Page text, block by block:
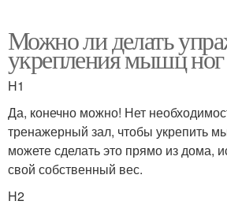
Можно ли делать
укрепления мышц
H1
Да, конечно можно! Нет
тренажерный зал, чтобы укрепить
можете сделать это прямо из дома,
свой собственный вес.
H2